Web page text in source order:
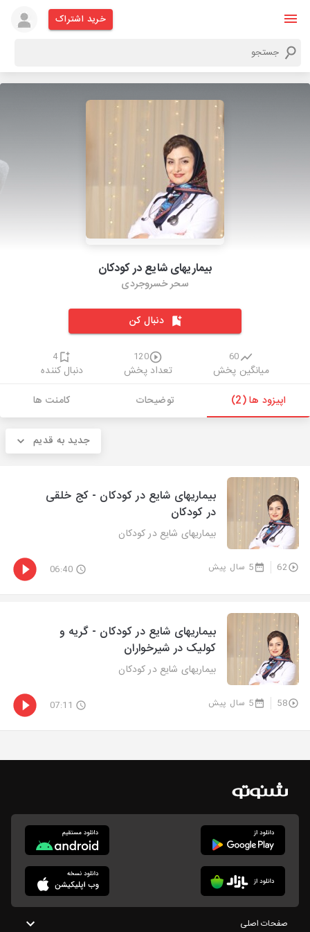
خرید اشتراک
بیماریهای شایع در کودکان
سحر خسروجردی
دنبال کن
60
میانگین پخش
120
تعداد پخش
4
دنبال کننده
اپیزود ها (2)
توضیحات کامنت ها
جدید به قدیم
بیماریهای شایع در کودکان - کج خلقی
در کودکان
بیماریهای شایع در کودکان
62 5 سال پیش 06:40
بیماریهای شایع در کودکان - گریه و
کولیک در شیرخواران
بیماریهای شایع در کودکان
58 5 سال پیش 07:11
صفحات اصلی